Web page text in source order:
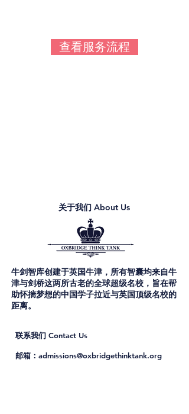
查看服务流程
关于我们 About Us
牛剑智库创建于英国牛津，所有智囊均来自牛
津与剑桥这两所古老的全球超级名校，旨在帮
助怀揣梦想的中国学子拉近与英国顶级名校的
距离。
联系我们 Contact Us
邮箱： admissions@oxbridgethinktank.org